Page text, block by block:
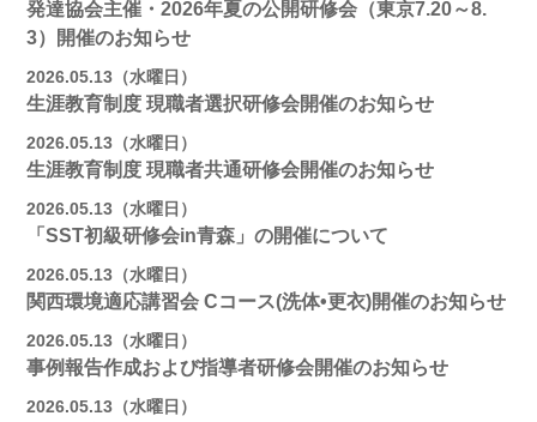
発達協会主催・2026年夏の公開研修会（東京7.20～8.
3）開催のお知らせ
2026.05.13（水曜日）
生涯教育制度 現職者選択研修会開催のお知らせ
2026.05.13（水曜日）
生涯教育制度 現職者共通研修会開催のお知らせ
2026.05.13（水曜日）
「SST初級研修会in青森」の開催について
2026.05.13（水曜日）
関西環境適応講習会 Cコース(洗体•更衣)開催のお知らせ
2026.05.13（水曜日）
事例報告作成および指導者研修会開催のお知らせ
2026.05.13（水曜日）